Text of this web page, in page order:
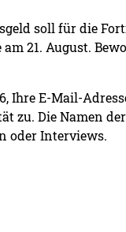
soll für die
21. August.
Ihre E-Mail-
zu. Die Namen
oder Interviews.